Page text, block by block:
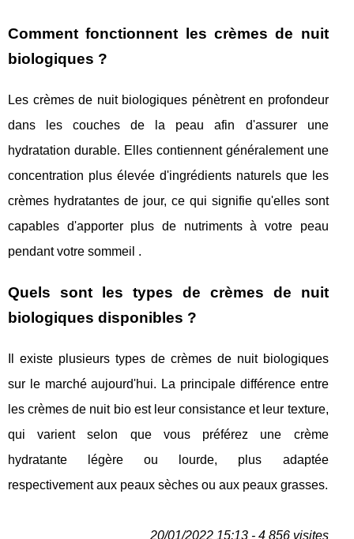
Comment fonctionnent les crèmes de nuit
biologiques ?
Les crèmes de nuit biologiques pénètrent en profondeur
dans les couches de la peau afin d'assurer une
hydratation durable. Elles contiennent généralement une
concentration plus élevée d'ingrédients naturels que les
crèmes hydratantes de jour, ce qui signifie qu'elles sont
capables d'apporter plus de nutriments à votre peau
pendant votre sommeil .
Quels sont les types de crèmes de nuit
biologiques disponibles ?
Il existe plusieurs types de crèmes de nuit biologiques
sur le marché aujourd'hui. La principale différence entre
les crèmes de nuit bio est leur consistance et leur texture,
qui varient selon que vous préférez une crème
hydratante légère ou lourde, plus adaptée
respectivement aux peaux sèches ou aux peaux grasses.
20/01/2022 15:13 - 4 856 visites